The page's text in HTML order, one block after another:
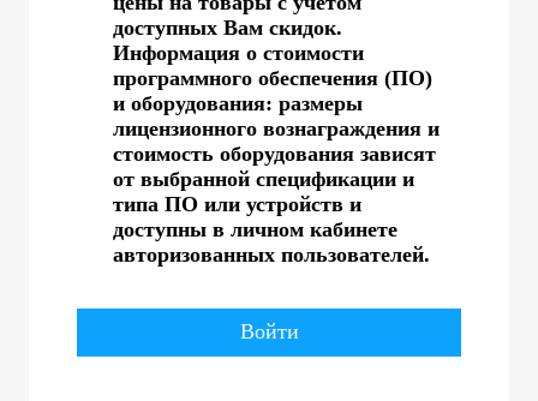
доступных Вам скидок.
Информация о стоимости
программного обеспечения (ПО)
и оборудования: размеры
лицензионного вознаграждения и
стоимость оборудования зависят
от выбранной спецификации и
типа ПО или устройств и
доступны в личном кабинете
авторизованных пользователей.
Войти